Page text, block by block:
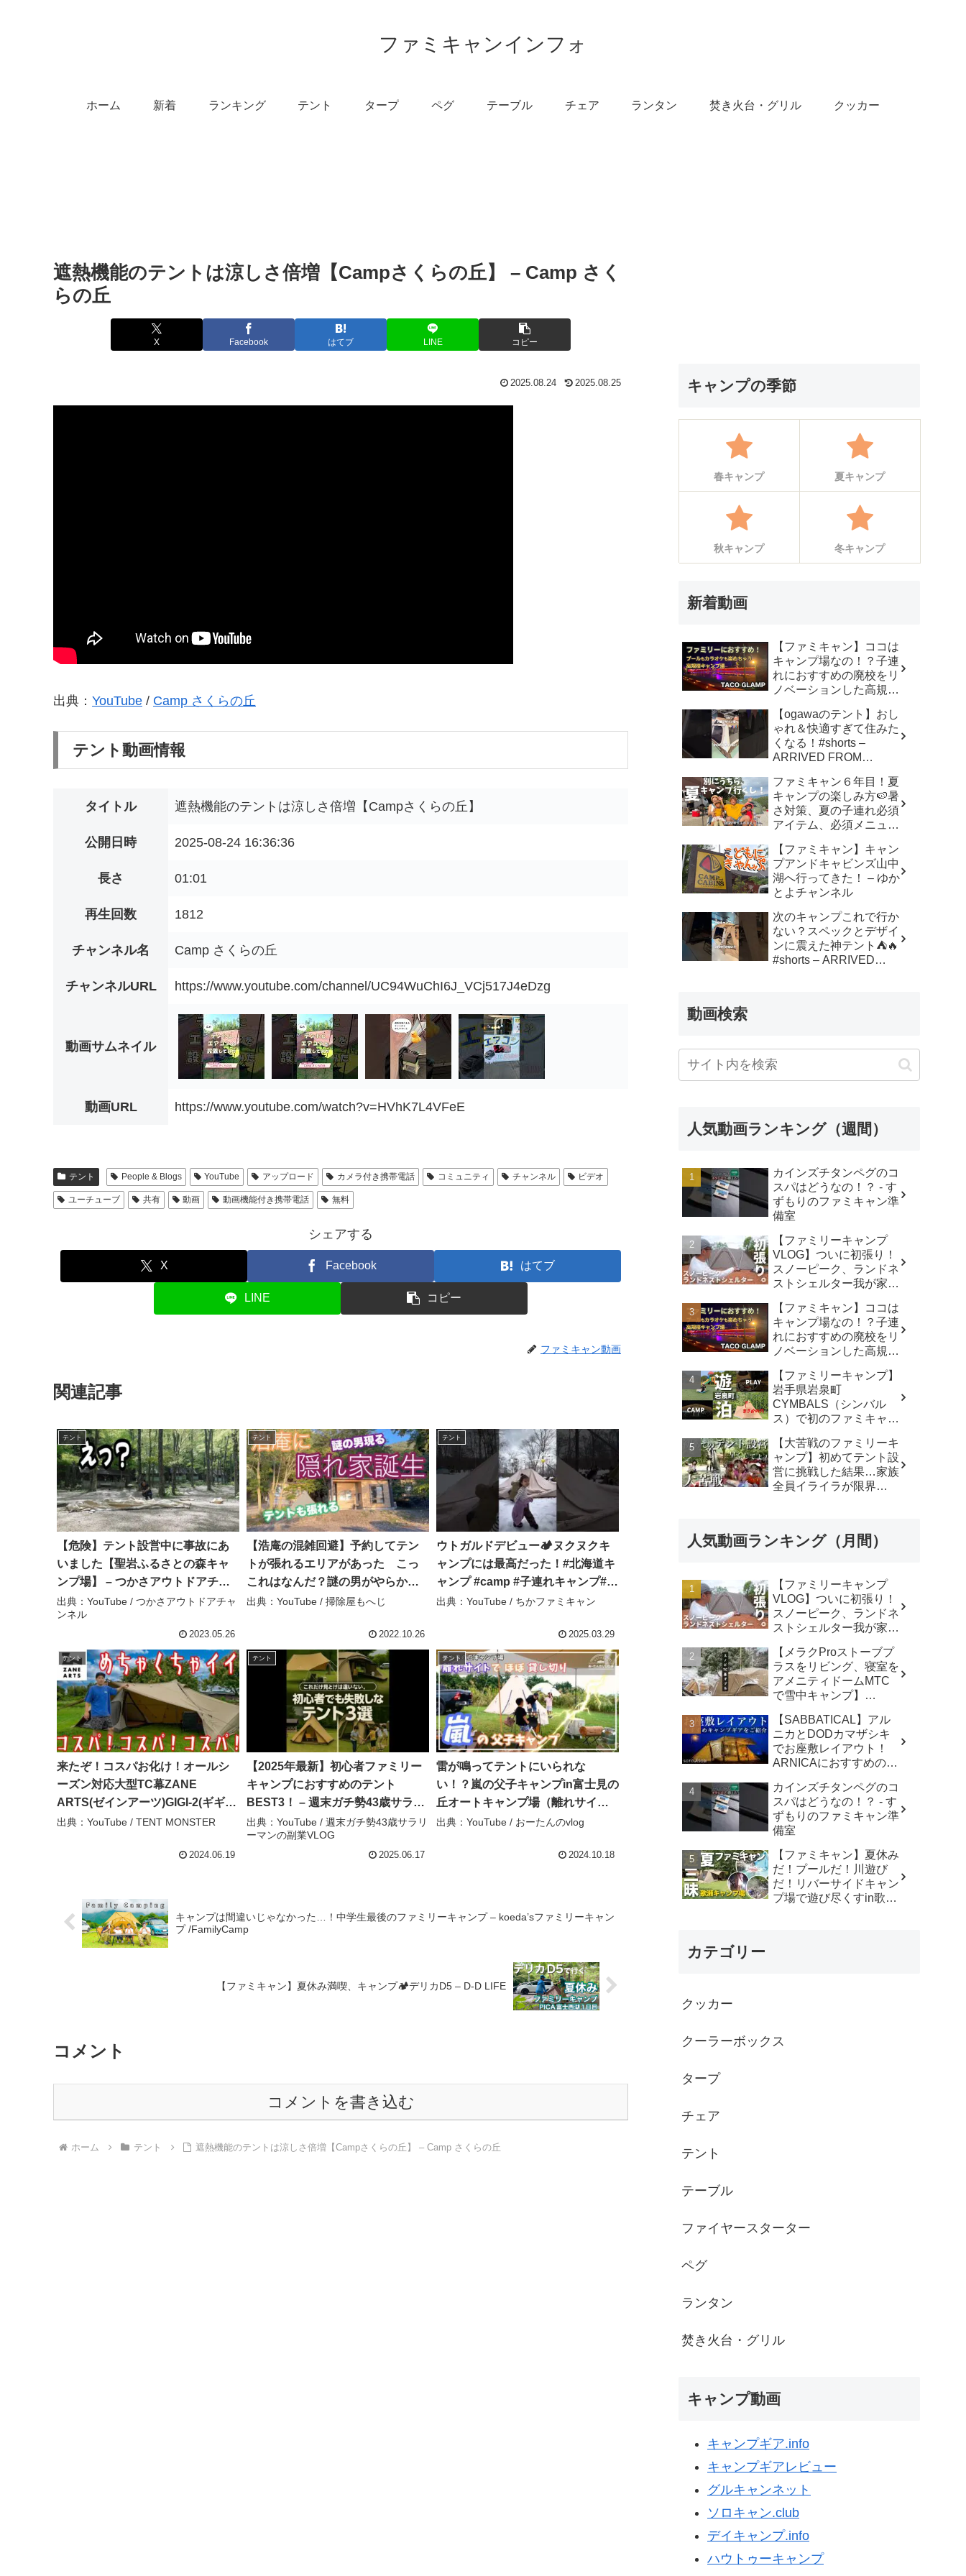
ファミキャンインフォ
ホーム 新着 ランキング テント タープ ペグ テーブル チェア ランタン 焚き火台・グリル クッカー
遮熱機能のテントは涼しさ倍増【Campさくらの丘】 – Camp さく
らの丘
X Facebook はてブ LINE コピー
2025.08.24 2025.08.25
出典： YouTube / Camp さくらの丘
テント動画情報
タイトル 遮熱機能のテントは涼しさ倍増【Campさくらの丘】
公開日時 2025-08-24 16:36:36
長さ 01:01
再生回数 1812
チャンネル名 Camp さくらの丘
チャンネルURL https://www.youtube.com/channel/UC94WuChI6J_VCj517J4eDzg
動画サムネイル
動画URL https://www.youtube.com/watch?v=HVhK7L4VFeE
テント People & Blogs YouTube アップロード カメラ付き携帯電話 コミュニティ チャンネル ビデオ
ユーチューブ 共有 動画 動画機能付き携帯電話 無料
シェアする
X Facebook はてブ
LINE コピー
ファミキャン動画
関連記事
テント
【危険】テント設営中に事故にあ
いました【聖岩ふるさとの森キャ
ンプ場】 – つかさアウトドアチャ
ンネル
出典：YouTube / つかさアウトドアチャ
ンネル
2023.05.26
テント
【浩庵の混雑回避】予約してテン
トが張れるエリアがあった こっ
これはなんだ？謎の男がやらかし
た事とは – 掃除屋もへじ
出典：YouTube / 掃除屋もへじ
2022.10.26
テント
ウトガルドデビュー🏕️ヌクヌクキ
ャンプには最高だった！#北海道キ
ャンプ #camp #子連れキャンプ#フ
ァミキャン #ウトガルド#shorts #
出典：YouTube / ちかファミキャン
2025.03.29
テント
来たぞ！コスパお化け！オールシ
ーズン対応大型TC幕ZANE
ARTS(ゼインアーツ)GIGI-2(ギギ2)
デメリットまで徹底開設 – TENT
出典：YouTube / TENT MONSTER
2024.06.19
テント
【2025年最新】初心者ファミリー
キャンプにおすすめのテント
BEST3！ – 週末ガチ勢43歳サラリ
ーマンの副業VLOG
出典：YouTube / 週末ガチ勢43歳サラリ
ーマンの副業VLOG
2025.06.17
テント
雷が鳴ってテントにいられな
い！？嵐の父子キャンプin富士見の
丘オートキャンプ場（離れサイ
ト） – おーたんのvlog
出典：YouTube / おーたんのvlog
2024.10.18
キャンプは間違いじゃなかった…！中学生最後のファミリーキャンプ – koeda’sファミリーキャン
プ /FamilyCamp
【ファミキャン】夏休み満喫、キャンプ🏕️デリカD5 – D-D LIFE
コメント
コメントを書き込む
ホーム テント 遮熱機能のテントは涼しさ倍増【Campさくらの丘】 – Camp さくらの丘
キャンプの季節
春キャンプ 夏キャンプ
秋キャンプ 冬キャンプ
新着動画
【ファミキャン】ココは
キャンプ場なの！？子連
れにおすすめの廃校をリ
ノベーションした高規格
す！ – ちいさおきゃんぷ
【ogawaのテント】おし
ゃれ＆快適すぎて住みた
くなる！#shorts –
ARRIVED FROM
ファミキャン６年目！夏
キャンプの楽しみ方🍉暑
さ対策、夏の子連れ必須
アイテム、必須メニュー
楽しい〜 – こずちゃんネ
ル。
【ファミキャン】キャン
プアンドキャビンズ山中
湖へ行ってきた！ – ゆか
とよチャンネル
次のキャンプこれで行か
ない？スペックとデザイ
ンに震えた神テント⛺️🔥
#shorts – ARRIVED
動画検索
人気動画ランキング（週間）
カインズチタンペグのコ
スパはどうなの！？ - す
ずもりのファミキャン準
備室
【ファミリーキャンプ
VLOG】ついに初張り！
スノーピーク、ランドネ
ストシェルター我が家で
アビルキャンプリゾート
那須／LUMIX S5IIX - パ
パハキット アウトドア
VLOG
【ファミキャン】ココは
キャンプ場なの！？子連
れにおすすめの廃校をリ
ノベーションした高規格
す！ - ちいさおきゃんぷ
【ファミリーキャンプ】
岩手県岩泉町
CYMBALS（シンバル
ス）で初のファミキャ
まさかの穴。 -
KIMIDORI
【大苦戦のファミリーキ
ャンプ】初めてテント設
営に挑戦した結果…家族
全員イライラが限界
人気動画ランキング（月間）
【ファミリーキャンプ
VLOG】ついに初張り！
スノーピーク、ランドネ
ストシェルター我が家で
アビルキャンプリゾート
那須／LUMIX S5IIX - パ
パハキット アウトドア
VLOG
【メラクProストーブプ
ラスをリビング、寝室を
アメニティドームMTC
で雪中キャンプ】
#snowpeak - 坊主キャン
パー@キンボウズ
【SABBATICAL】アル
ニカとDODカマザシキ
でお座敷レイアウト！
ARNICAにおすすめのキ
キャンプ - SOTOASOBI
カインズチタンペグのコ
スパはどうなの！？ - す
ずもりのファミキャン準
備室
【ファミキャン】夏休み
だ！プールだ！川遊び
だ！リバーサイドキャン
プ場で遊び尽くすin歌瀬
カテゴリー
クッカー
クーラーボックス
タープ
チェア
テント
テーブル
ファイヤースターター
ペグ
ランタン
焚き火台・グリル
キャンプ動画
キャンプギア.info
キャンプギアレビュー
グルキャンネット
ソロキャン.club
デイキャンプ.info
ハウトゥーキャンプ